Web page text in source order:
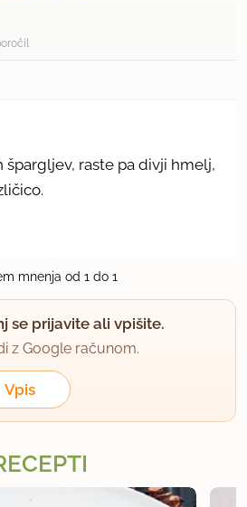
špargljev, raste pa divji hmelj,
mnenja od 1 do 1
se prijavite ali vpišite.
z Google računom.
Vpis